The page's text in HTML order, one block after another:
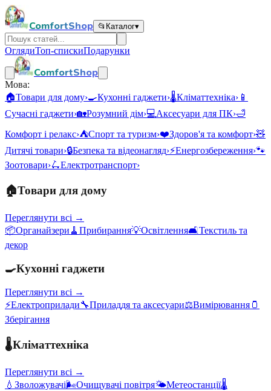
ComfortShop 📂 Каталог▾
ОглядиТоп-спискиПодарунки
ComfortShop
Мова:
🏠Товари для дому›🍳Кухонні гаджети›🌡️Кліматтехніка› 📱
Сучасні гаджети›🏡Розумний дім›💻Аксесуари для ПК›🛁
Комфорт і релакс›⛺Спорт та туризм›❤️Здоров'я та комфорт›🧸
Дитячі товари›🔒Безпека та відеонагляд›⚡Енергозбереження›🐾
Зоотовари›🛴Електротранспорт›
🏠Товари для дому
Переглянути всі →
📦Органайзери 🧹 Прибирання💡Освітлення🛋️Текстиль та
декор
🍳Кухонні гаджети
Переглянути всі →
⚡Електроприлади🔧Приладдя та аксесуари⚖️Вимірювання 🫙
Зберігання
🌡️Кліматтехніка
Переглянути всі →
💧 Зволожувачі🌬️Очищувачі повітря🌤️Метеостанції🌡️